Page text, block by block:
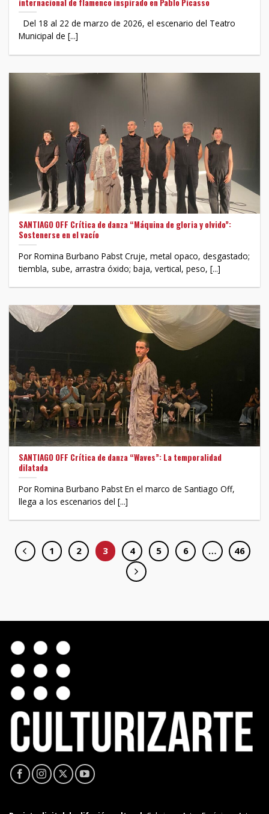
Del 18 al 22 de marzo de 2026, el escenario del Teatro
Municipal de [...]
SANTIAGO OFF Crítica de danza “Máquina de gloria y olvido”:
Sostenerse en el vacío
Por Romina Burbano Pabst Cruje, metal opaco, desgastado;
tiembla, sube, arrastra óxido; baja, vertical, peso, [...]
SANTIAGO OFF Crítica de danza “Waves”: La temporalidad
dilatada
Por Romina Burbano Pabst En el marco de Santiago Off,
llega a los escenarios del [...]
1 2 3 4 5 6 … 46